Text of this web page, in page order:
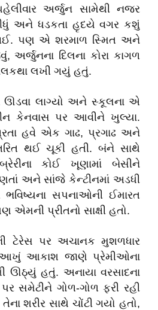
અર્જુન સામેથી નજર
અને ધડકતા હૃદયે વગર કશું
ગઈ. પણ એ શરમાળ સ્મિત અને
અર્જુનના દિલના કોરા કાગળ
લખી ગયું હતું.
ઊડવા લાગ્યો અને સ્કૂલના એ
કેનવાસ પર આવીને ખુલ્યા.
હવે એક ગાઢ, પ્રગાઢ અને
થઈ ચૂકી હતી. બંને સાથે
કોઈ ખૂણામાં બેસીને
અને સાંજે કેન્ટીનમાં અડધી
સપનાઓની ઈમારત
એમની પ્રીતનો સાક્ષી હતો.
ટેરેસ પર અચાનક મુશળધાર
આખું આકાશ જાણે પ્રેમીઓના
ઊઠ્યું હતું. અનાયા વરસાદના
પર સમેટીને ગોળ-ગોળ ફરી રહી
શરીર સાથે ચોંટી ગયો હતો,